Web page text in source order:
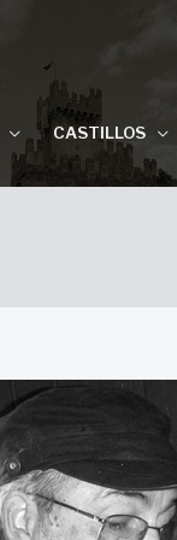
CASTILLOS